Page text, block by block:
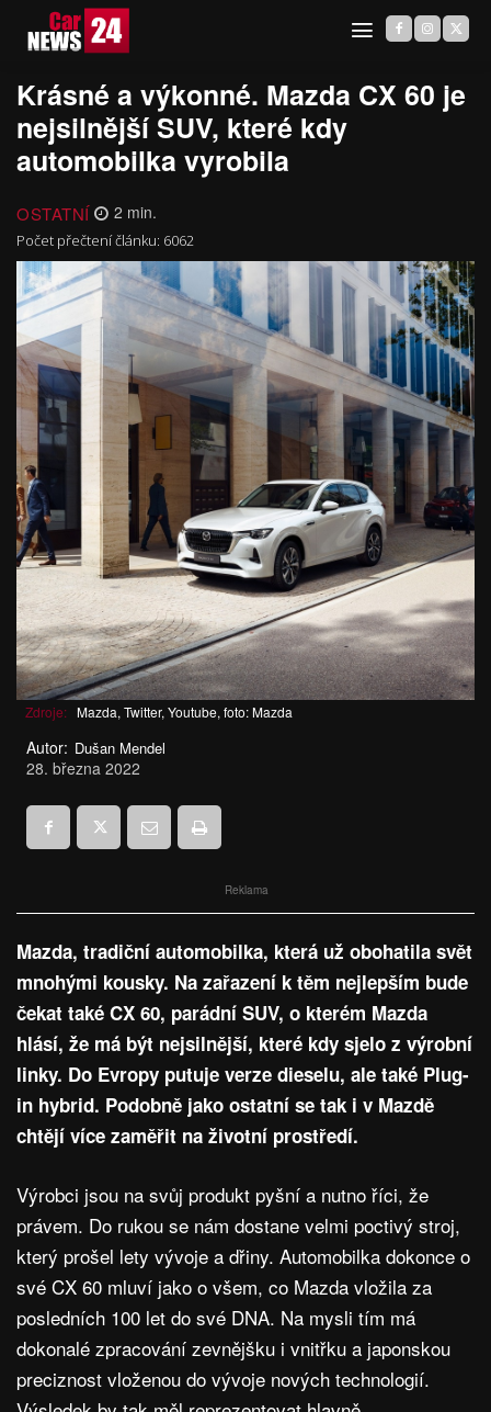
Krásné a výkonné. Mazda CX 60 je
nejsilnější SUV, které kdy
automobilka vyrobila
OSTATNÍ 2 min.
Počet přečtení článku: 6062
Zdroje: Mazda, Twitter, Youtube, foto: Mazda
Autor: Dušan Mendel
28. března 2022
Reklama
Mazda, tradiční automobilka, která už obohatila svět
mnohými kousky. Na zařazení k těm nejlepším bude
čekat také CX 60, parádní SUV, o kterém Mazda
hlásí, že má být nejsilnější, které kdy sjelo z výrobní
linky. Do Evropy putuje verze dieselu, ale také Plug-
in hybrid. Podobně jako ostatní se tak i v Mazdě
chtějí více zaměřit na životní prostředí.
Výrobci jsou na svůj produkt pyšní a nutno říci, že
právem. Do rukou se nám dostane velmi poctivý stroj,
který prošel lety vývoje a dřiny. Automobilka dokonce o
své CX 60 mluví jako o všem, co Mazda vložila za
posledních 100 let do své DNA. Na mysli tím má
dokonalé zpracování zevnějšku i vnitřku a japonskou
preciznost vloženou do vývoje nových technologií.